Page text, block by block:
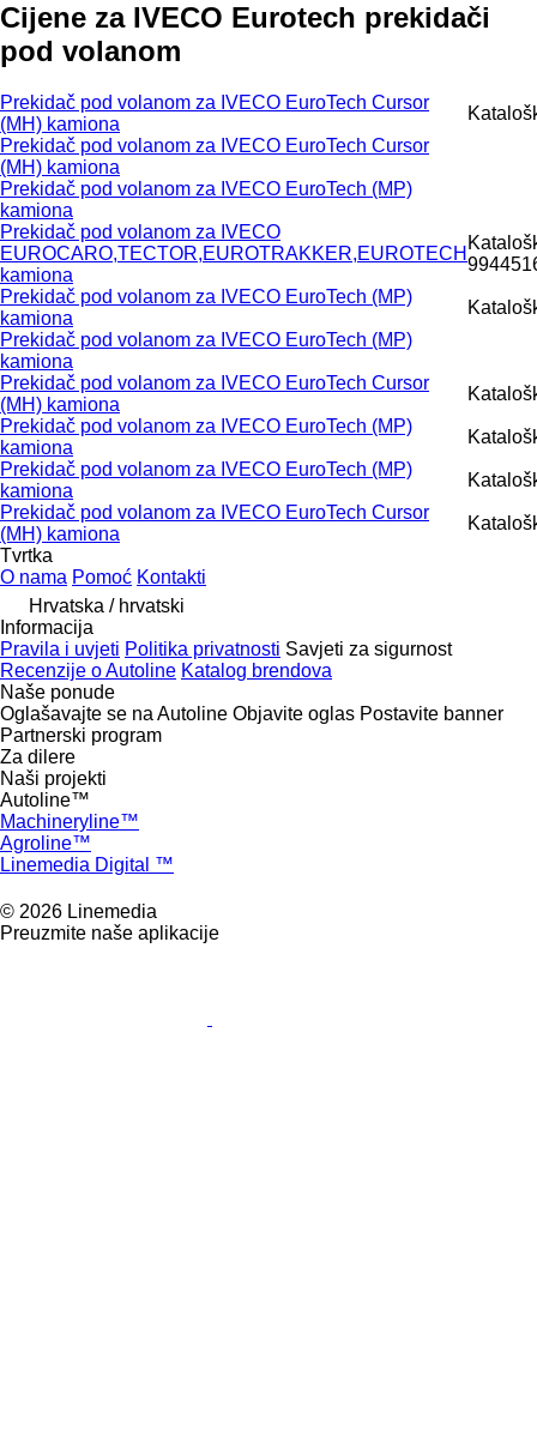
Cijene za IVECO Eurotech prekidači
pod volanom
Prekidač pod volanom za IVECO EuroTech Cursor
(MH) kamiona
Prekidač pod volanom za IVECO EuroTech Cursor
(MH) kamiona
Prekidač pod volanom za IVECO EuroTech (MP)
kamiona
Prekidač pod volanom za IVECO
EUROCARO,TECTOR,EUROTRAKKER,EUROTECH
kamiona
Prekidač pod volanom za IVECO EuroTech (MP)
kamiona
Prekidač pod volanom za IVECO EuroTech (MP)
kamiona
Prekidač pod volanom za IVECO EuroTech Cursor
(MH) kamiona
Prekidač pod volanom za IVECO EuroTech (MP)
kamiona
Prekidač pod volanom za IVECO EuroTech (MP)
kamiona
Prekidač pod volanom za IVECO EuroTech Cursor
(MH) kamiona
Tvrtka
O nama Pomoć Kontakti
Hrvatska / hrvatski
Informacija
Pravila i uvjeti Politika privatnosti Savjeti za sigurnost
Recenzije o Autoline Katalog brendova
Naše ponude
Oglašavajte se na Autoline Objavite oglas Postavite banner
Partnerski program
Za dilere
Naši projekti
Autoline™
Machineryline™
Agroline™
Linemedia Digital ™
© 2026 Linemedia
Preuzmite naše aplikacije